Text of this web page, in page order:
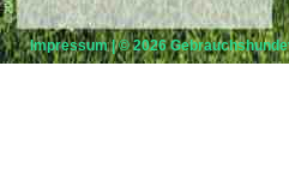
Impressum| © 2026